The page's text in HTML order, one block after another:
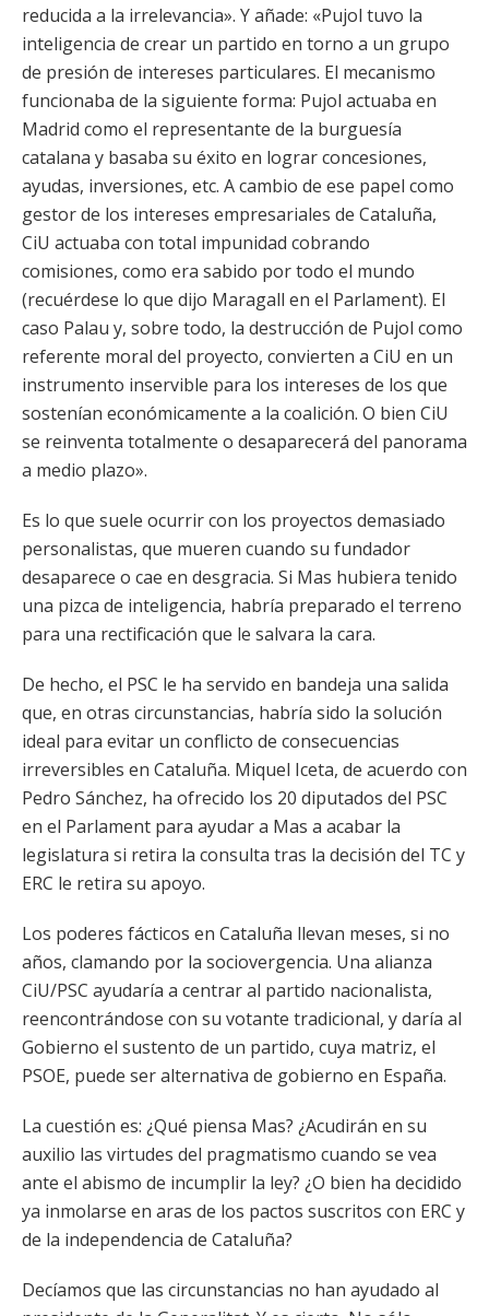
reducida a la irrelevancia». Y añade: «Pujol tuvo la
inteligencia de crear un partido en torno a un grupo
de presión de intereses particulares. El mecanismo
funcionaba de la siguiente forma: Pujol actuaba en
Madrid como el representante de la burguesía
catalana y basaba su éxito en lograr concesiones,
ayudas, inversiones, etc. A cambio de ese papel como
gestor de los intereses empresariales de Cataluña,
CiU actuaba con total impunidad cobrando
comisiones, como era sabido por todo el mundo
(recuérdese lo que dijo Maragall en el Parlament). El
caso Palau y, sobre todo, la destrucción de Pujol como
referente moral del proyecto, convierten a CiU en un
instrumento inservible para los intereses de los que
sostenían económicamente a la coalición. O bien CiU
se reinventa totalmente o desaparecerá del panorama
a medio plazo».
Es lo que suele ocurrir con los proyectos demasiado
personalistas, que mueren cuando su fundador
desaparece o cae en desgracia. Si Mas hubiera tenido
una pizca de inteligencia, habría preparado el terreno
para una rectificación que le salvara la cara.
De hecho, el PSC le ha servido en bandeja una salida
que, en otras circunstancias, habría sido la solución
ideal para evitar un conflicto de consecuencias
irreversibles en Cataluña. Miquel Iceta, de acuerdo con
Pedro Sánchez, ha ofrecido los 20 diputados del PSC
en el Parlament para ayudar a Mas a acabar la
legislatura si retira la consulta tras la decisión del TC y
ERC le retira su apoyo.
Los poderes fácticos en Cataluña llevan meses, si no
años, clamando por la sociovergencia. Una alianza
CiU/PSC ayudaría a centrar al partido nacionalista,
reencontrándose con su votante tradicional, y daría al
Gobierno el sustento de un partido, cuya matriz, el
PSOE, puede ser alternativa de gobierno en España.
La cuestión es: ¿Qué piensa Mas? ¿Acudirán en su
auxilio las virtudes del pragmatismo cuando se vea
ante el abismo de incumplir la ley? ¿O bien ha decidido
ya inmolarse en aras de los pactos suscritos con ERC y
de la independencia de Cataluña?
Decíamos que las circunstancias no han ayudado al